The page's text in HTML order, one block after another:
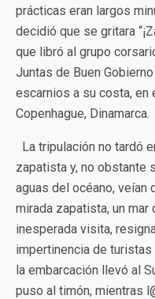
prácticas eran largos
decidió que se gritara
que libró al grupo
Juntas de Buen
escarnios a su costa, en
Copenhague, Dinamarca.
La tripulación no tardó
zapatista y, no obstante
aguas del océano, veían
mirada zapatista, un mar
inesperada visita,
impertinencia de
la embarcación llevó al
puso al timón, mientras